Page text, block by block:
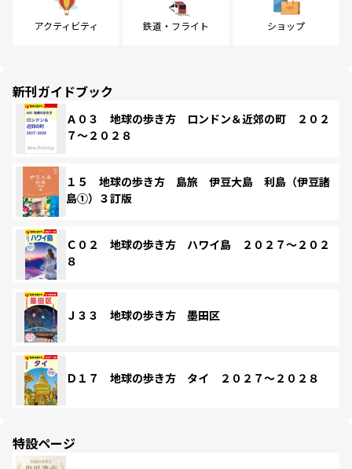
アクティビティ 鉄道・フライト ショップ
新刊ガイドブック
Ａ０３ 地球の歩き方 ロンドン＆近郊の町 ２０２
７～２０２８
１５ 地球の歩き方 島旅 伊豆大島 利島（伊豆諸
島①）３訂版
Ｃ０２ 地球の歩き方 ハワイ島 ２０２７～２０２
８
Ｊ３３ 地球の歩き方 墨田区
Ｄ１７ 地球の歩き方 タイ ２０２７～２０２８
特設ページ